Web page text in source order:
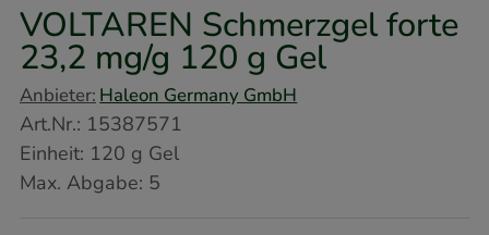
VOLTAREN Schmerzgel forte
23,2 mg/g 120 g Gel
Anbieter: Haleon Germany GmbH
Art.Nr.: 15387571
Einheit: 120 g Gel
Max. Abgabe: 5